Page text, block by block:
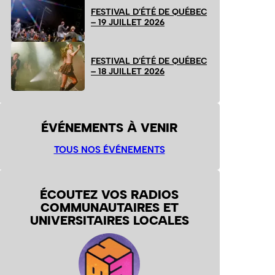
FESTIVAL D’ÉTÉ DE QUÉBEC
– 19 JUILLET 2026
FESTIVAL D’ÉTÉ DE QUÉBEC
– 18 JUILLET 2026
ÉVÉNEMENTS À VENIR
TOUS NOS ÉVÉNEMENTS
ÉCOUTEZ VOS RADIOS
COMMUNAUTAIRES ET
UNIVERSITAIRES LOCALES